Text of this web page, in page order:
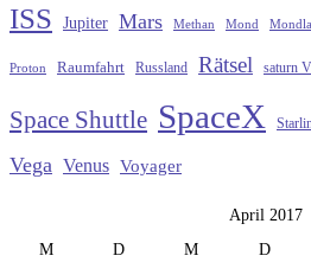
ISS Jupiter Mars Methan Mond
Proton Raumfahrt Russland Rätsel saturn V
Space Shuttle SpaceX
Vega Venus Voyager
April 2017
M
D M D